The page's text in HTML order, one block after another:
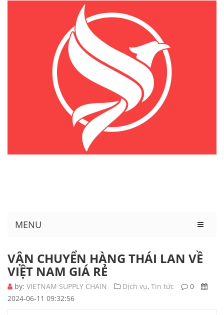
MENU
VẬN CHUYỂN HÀNG THÁI LAN VỀ
VIỆT NAM GIÁ RẺ
by: VIETNAM SUPPLY CHAIN Dịch vụ, Tin tức
0
2024-06-11 09:32:56